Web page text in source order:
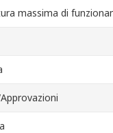
massima di